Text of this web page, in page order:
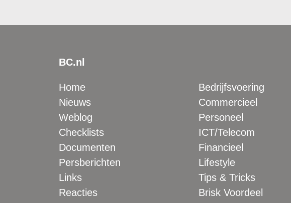
BC.nl
Home
Nieuws
Weblog
Checklists
Documenten
Persberichten
Links
Reacties
Bedrijfsvoering
Commercieel
Personeel
ICT/Telecom
Financieel
Lifestyle
Tips & Tricks
Brisk Voordeel